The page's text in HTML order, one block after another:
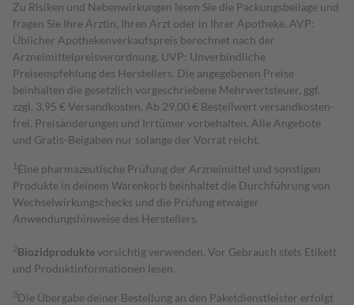
Zu Risiken und Nebenwirkungen lesen Sie die Packungsbeilage und
fragen Sie Ihre Ärztin, Ihren Arzt oder in Ihrer Apotheke. AVP:
Üblicher Apothekenverkaufspreis berechnet nach der
Arzneimittelpreisverordnung. UVP: Unverbindliche
Preisempfehlung des Herstellers. Die angegebenen Preise
beinhalten die gesetzlich vorgeschriebene Mehrwertsteuer, ggf.
zzgl. 3,95 € Versandkosten. Ab 29,00 € Bestell­wert versand­kosten­
frei. Preisänderungen und Irrtümer vorbehalten. Alle Angebote
und Gratis-Beigaben nur solange der Vorrat reicht.
1 Eine pharmazeutische Prüfung der Arzneimittel und sonstigen
Produkte in deinem Warenkorb beinhaltet die Durchführung von
Wechselwirkungschecks und die Prüfung etwaiger
Anwendungshinweise des Herstellers.
2Biozidproduktevorsichtig verwenden. Vor Gebrauch stets Etikett
und Produktinformationen lesen.
3Die Übergabe deiner Bestellung an den Paketdienstleister erfolgt